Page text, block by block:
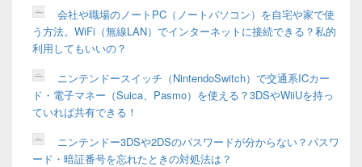
会社や職場のノートPC（ノートパソコン）を自宅や家で使
う方法。WiFi（無線LAN）でインターネットに接続できる？私的
利用してもいいの？
ニンテンドースイッチ（NintendoSwitch）で交通系ICカー
ド・電子マネー（Suica、Pasmo）を使える？3DSやWiiUを持っ
ていれば共有できる！
ニンテンドー3DSや2DSのパスワードが分からない？パスワ
ード・暗証番号を忘れたときの対処法は？